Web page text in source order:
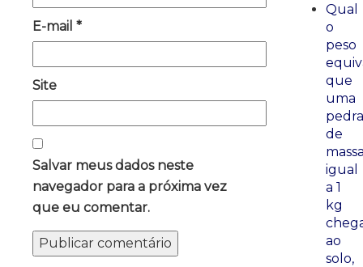
E-mail *
Site
Salvar meus dados neste
navegador para a próxima vez
que eu comentar.
Qual
o
peso
que
uma
pedra
de
igual
a 1
kg
ao
solo,